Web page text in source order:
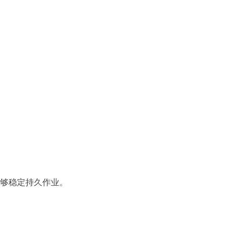
稳定持久作业。